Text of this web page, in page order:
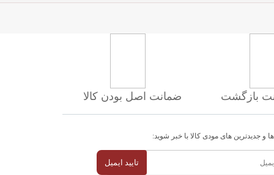
ضمانت اصل بودن کالا
و جدیدترین های مودی کالا با خبر شوید:
تایید ایمیل